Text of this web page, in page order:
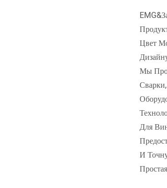
Цвет
Мы
Для
И